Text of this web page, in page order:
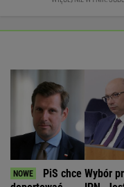
PiS chce Wybór